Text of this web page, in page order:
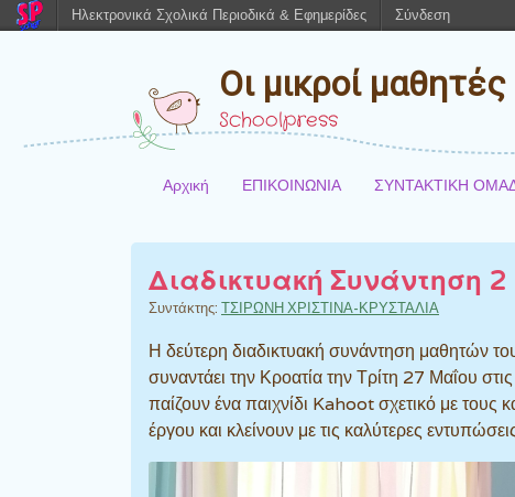
Οι μικροί
Schoolpress
Αρχική ΕΠΙΚΟΙΝΩΝΙΑ ΣΥΝΤΑΚΤΙΚΗ
Διαδικτυακή Συνάντηση 2
Συντάκτης: ΤΣΙΡΩΝΗ ΧΡΙΣΤΙΝΑ-ΚΡΥΣΤΑΛΙΑ
Η δεύτερη διαδικτυακή συνάντηση μαθητών
συναντάει την Κροατία την Τρίτη 27 Μαΐου
παίζουν ένα παιχνίδι Kahoot σχετικό με τους
έργου και κλείνουν με τις καλύτερες
Ηλεκτρονικά Σχολικά Περιοδικά & Εφημερίδες Σύνδεση